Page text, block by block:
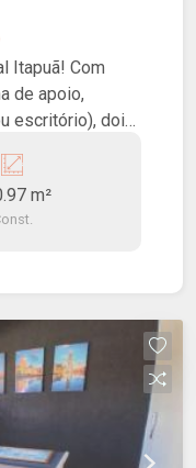
Com
de apoio,
escritório), dois
m²